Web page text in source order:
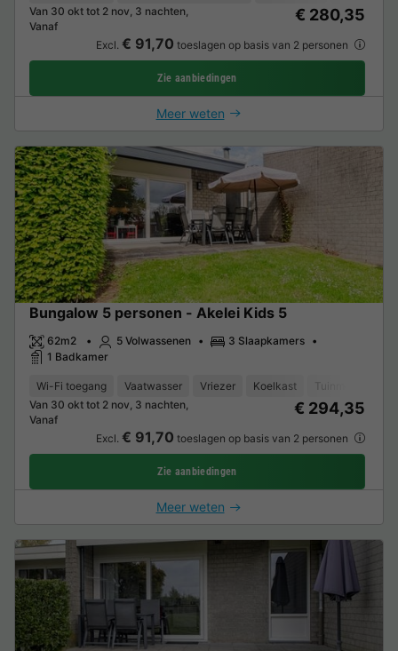
Van 30 okt tot 2 nov, 3 nachten,
Vanaf
€ 280,35
Excl. € 91,70 toeslagen op basis van 2 personen
Zie aanbiedingen
Meer weten
Bungalow 5 personen - Akelei Kids 5
62m2 5 Volwassenen
3 Slaapkamers
1 Badkamer
Wi-Fi toegang Vaatwasser Vriezer Koelkast
Van 30 okt tot 2 nov, 3 nachten,
Vanaf
€ 294,35
Excl. € 91,70 toeslagen op basis van 2 personen
Zie aanbiedingen
Meer weten